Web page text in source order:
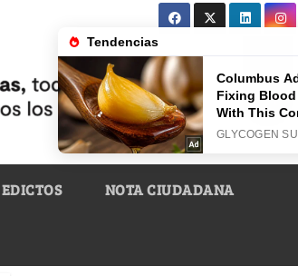
EDICTOS NOTA CIUDADANA